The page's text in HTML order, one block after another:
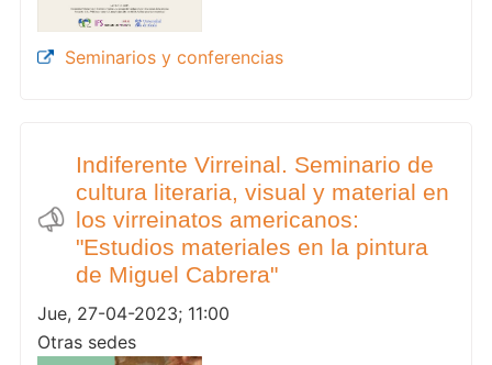
Seminarios y conferencias
Indiferente Virreinal. Seminario de
cultura literaria, visual y material en
los virreinatos americanos:
"Estudios materiales en la pintura
de Miguel Cabrera"
Jue, 27-04-2023; 11:00
Otras sedes